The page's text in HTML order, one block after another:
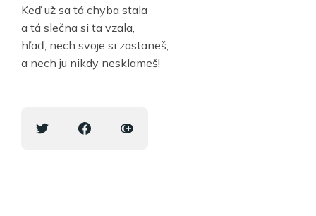
Keď už sa tá chyba stala
a tá slečna si ťa vzala,
hľaď, nech svoje si zastaneš,
a nech ju nikdy nesklameš!